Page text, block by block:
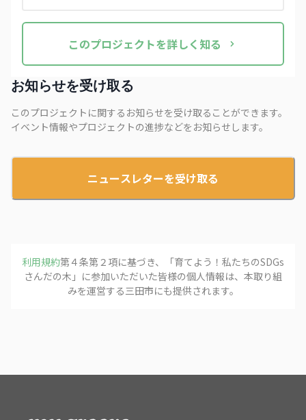
このプロジェクトを詳しく知る
お知らせを受け取る
このプロジェクトに関するお知らせを受け取ることができます。
イベント情報やプロジェクトの進捗などをお知らせします。
ニュースレターを受け取る
利用規約第４条第２項に基づき、「育てよう！私たちのSDGs
さんだの木 」に参加いただいた皆様の個人情報は、本取り組
みを運営する三田市にも提供されます。